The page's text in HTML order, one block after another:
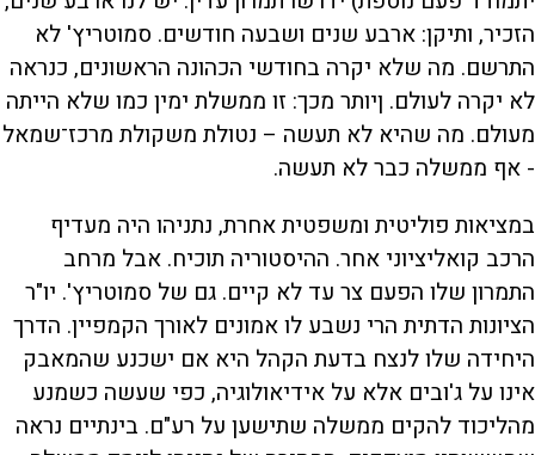
הזכיר, ותיקן: ארבע שנים ושבעה חודשים. סמוטריץ' לא
התרשם. מה שלא יקרה בחודשי הכהונה הראשונים, כנראה
לא יקרה לעולם. ןיותר מכך: זו ממשלת ימין כמו שלא הייתה
מעולם. מה שהיא לא תעשה – נטולת משקולת מרכז־שמאל
- אף ממשלה כבר לא תעשה.
במציאות פוליטית ומשפטית אחרת, נתניהו היה מעדיף
הרכב קואליציוני אחר. ההיסטוריה תוכיח. אבל מרחב
התמרון שלו הפעם צר עד לא קיים. גם של סמוטריץ'. יו"ר
הציונות הדתית הרי נשבע לו אמונים לאורך הקמפיין. הדרך
היחידה שלו לנצח בדעת הקהל היא אם ישכנע שהמאבק
אינו על ג'ובים אלא על אידיאולוגיה, כפי שעשה כשמנע
מהליכוד להקים ממשלה שתישען על רע"ם. בינתיים נראה